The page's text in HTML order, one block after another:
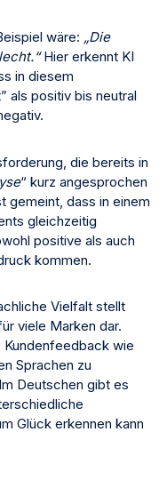
wäre: „Die
Hier erkennt KI
in diesem
als positiv bis neutral
die bereits in
“ kurz angesprochen
gemeint, dass in einem
gleichzeitig
positive als auch
kommen.
Vielfalt stellt
viele Marken dar.
wie
Sprachen zu
Deutschen gibt es
Glück erkennen kann